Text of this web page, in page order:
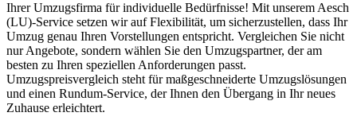
Ihrer Umzugsfirma für individuelle Bedürfnisse! Mit unserem Aesch
(LU)-Service setzen wir auf Flexibilität, um sicherzustellen, dass Ihr
Umzug genau Ihren Vorstellungen entspricht. Vergleichen Sie nicht
nur Angebote, sondern wählen Sie den Umzugspartner, der am
besten zu Ihren speziellen Anforderungen passt.
Umzugspreisvergleich steht für maßgeschneiderte Umzugslösungen
und einen Rundum-Service, der Ihnen den Übergang in Ihr neues
Zuhause erleichtert.